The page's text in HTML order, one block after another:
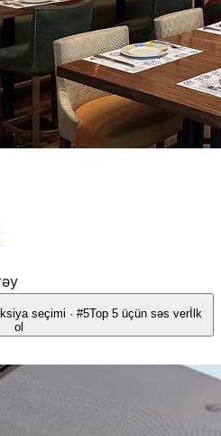
seçimi · #5Top 5 üçün səs verİlk
ol